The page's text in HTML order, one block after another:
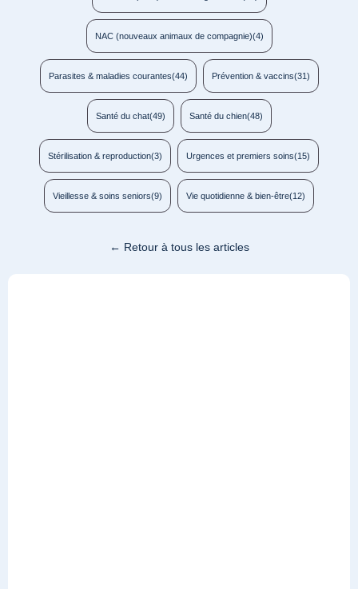
NAC (nouveaux animaux de compagnie)(4)
Parasites & maladies courantes(44) Prévention & vaccins(31)
Santé du chat(49) Santé du chien(48)
Stérilisation & reproduction(3) Urgences et premiers soins(15)
Vieillesse & soins seniors(9) Vie quotidienne & bien-être(12)
← Retour à tous les articles